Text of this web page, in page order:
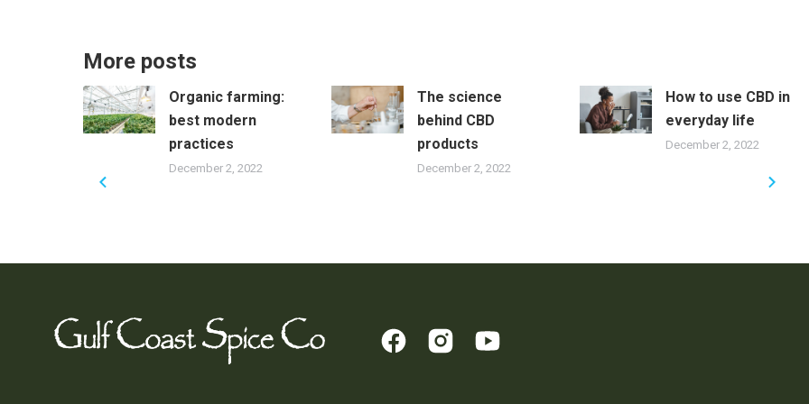
More posts
Organic farming:
best modern
practices
December 2, 2022
The science
behind CBD
products
December 2, 2022
How to use CBD in
everyday life
December 2, 2022